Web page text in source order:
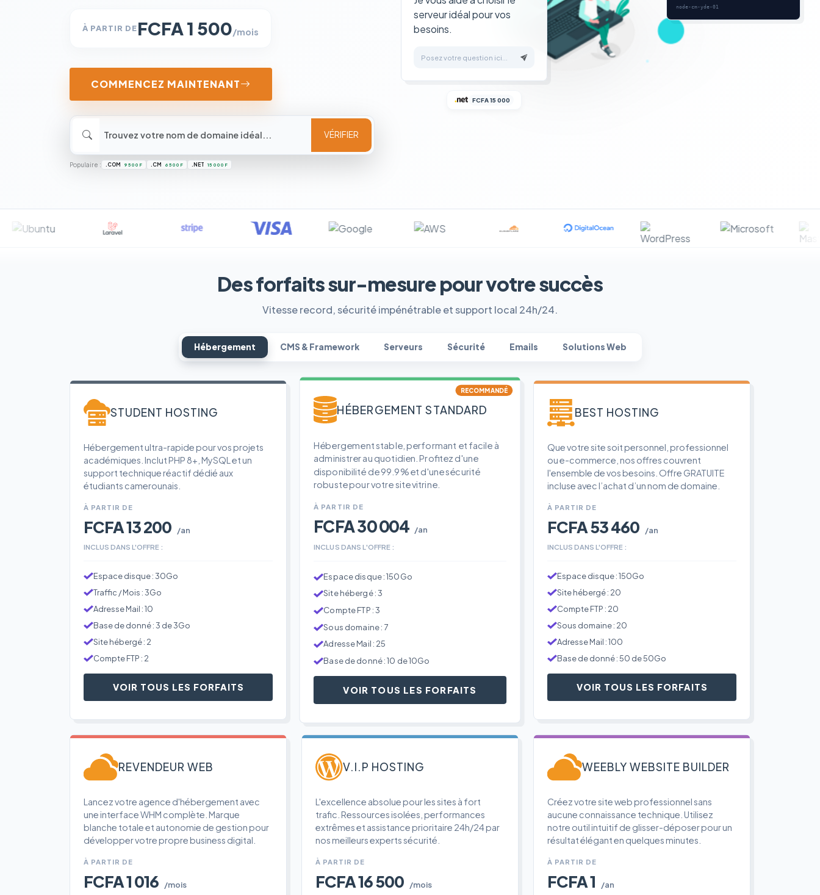
À PARTIR DEFCFA 1 500/mois
COMMENCEZ MAINTENANT
VÉRIFIER
Populaire : .COM 9 500 F .CM 6 500 F .NET 15 000 F
serveur idéal pour vos
besoins.
Posez votre question ici...
node-cm-yde-01
FCFA 15 000
Des forfaits sur-mesure pour votre succès
Vitesse record, sécurité impénétrable et support local 24h/24.
Hébergement CMS & Framework Serveurs Sécurité Emails Solutions Web
STUDENT HOSTING
Hébergement ultra-rapide pour vos projets
académiques. Inclut PHP 8+, MySQL et un
support technique réactif dédié aux
étudiants camerounais.
À PARTIR DE
FCFA 13 200 /an
INCLUS DANS L'OFFRE :
Espace disque : 30Go
Traffic / Mois : 3Go
Adresse Mail : 10
Base de donné : 3 de 3Go
Site hébergé : 2
Compte FTP : 2
VOIR TOUS LES FORFAITS
RECOMMANDÉ
HÉBERGEMENT STANDARD
Hébergement stable, performant et facile à
administrer au quotidien. Profitez d'une
disponibilité de 99.9% et d'une sécurité
robuste pour votre site vitrine.
À PARTIR DE
FCFA 30 004 /an
INCLUS DANS L'OFFRE :
Espace disque : 150Go
Site hébergé : 3
Compte FTP : 3
Sous domaine : 7
Adresse Mail : 25
Base de donné : 10 de 10Go
VOIR TOUS LES FORFAITS
BEST HOSTING
Que votre site soit personnel, professionnel
ou e-commerce, nos offres couvrent
l'ensemble de vos besoins. Offre GRATUITE
incluse avec l’achat d’un nom de domaine.
À PARTIR DE
FCFA 53 460 /an
INCLUS DANS L'OFFRE :
Espace disque : 150Go
Site hébergé : 20
Compte FTP : 20
Sous domaine : 20
Adresse Mail : 100
Base de donné : 50 de 50Go
VOIR TOUS LES FORFAITS
REVENDEUR WEB
Lancez votre agence d'hébergement avec
une interface WHM complète. Marque
blanche totale et autonomie de gestion pour
développer votre propre business digital.
À PARTIR DE
FCFA 1 016 /mois
V.I.P HOSTING
L'excellence absolue pour les sites à fort
trafic. Ressources isolées, performances
extrêmes et assistance prioritaire 24h/24 par
nos meilleurs experts sécurité.
À PARTIR DE
FCFA 16 500 /mois
WEEBLY WEBSITE BUILDER
Créez votre site web professionnel sans
aucune connaissance technique. Utilisez
notre outil intuitif de glisser-déposer pour un
résultat élégant en quelques minutes.
À PARTIR DE
FCFA 1 /an